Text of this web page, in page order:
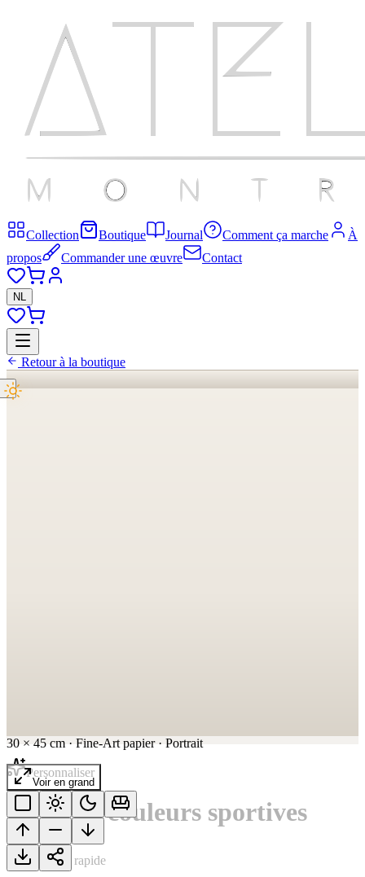
Collection Boutique Journal Comment ça marche
À
propos
Commander une œuvre Contact
NL
Retour à la boutique
30 × 45 cm · Fine-Art papier· Portrait
Voir en grand
Personnaliser
Duels de couleurs sportives
Notation rapide